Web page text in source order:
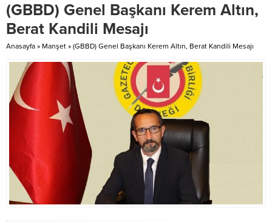
(GBBD) Genel Başkanı Kerem Altın,
Berat Kandili Mesajı
Anasayfa » Manşet » (GBBD) Genel Başkanı Kerem Altın, Berat Kandili Mesajı